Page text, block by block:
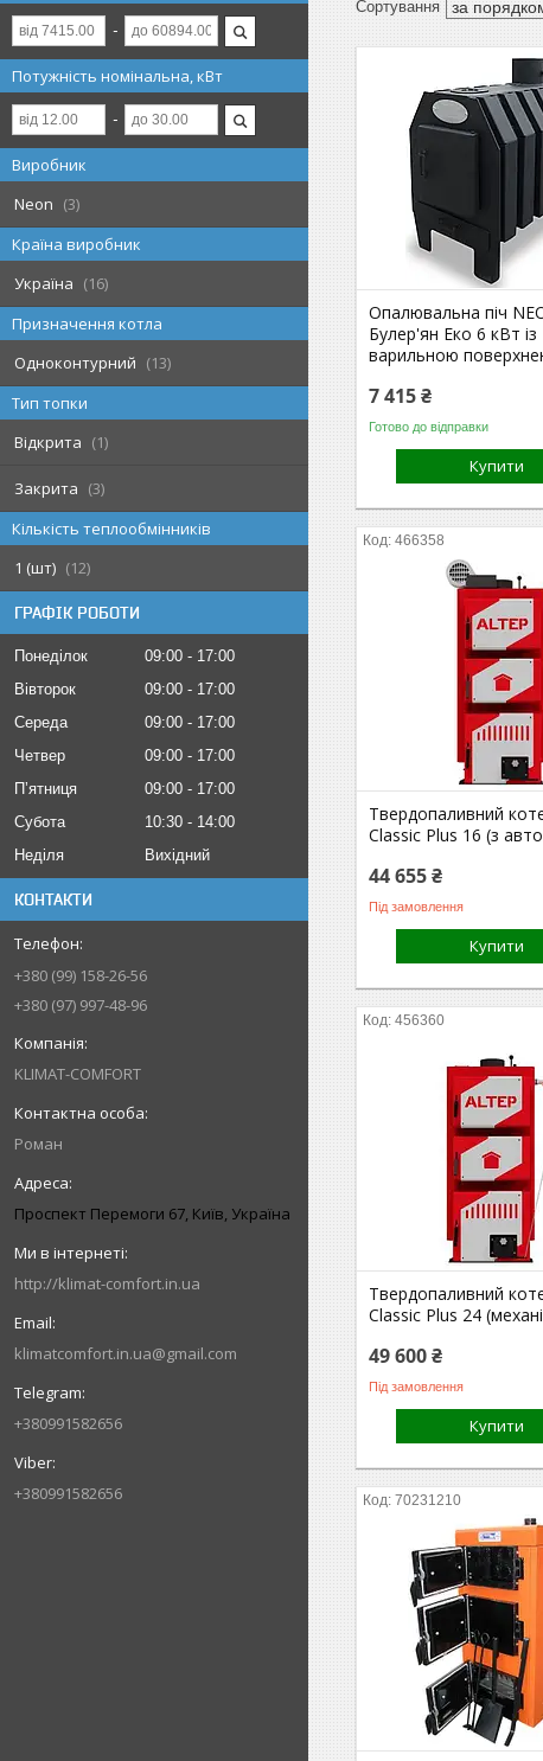
Потужність номінальна, кВт
Виробник
Neon
3
Країна виробник
Україна
16
Призначення котла
Одноконтурний
13
Тип топки
Відкрита
1
Закрита
3
Кількість теплообмінників
1 (шт)
12
ГРАФІК РОБОТИ
Понеділок 09:00
17:00
Вівторок
09:00
17:00
Середа
09:00
17:00
Четвер
09:00
17:00
Пʼятниця
09:00
17:00
Субота
10:30
14:00
Неділя
Вихідний
КОНТАКТИ
+380 (99) 158-26-56
+380 (97) 997-48-96
KLIMAT-COMFORT
Роман
Проспект Перемоги 67, Київ, Україна
http://klimat-comfort.in.ua
klimatcomfort.in.ua@gmail.com
+380991582656
+380991582656
Опалювальна піч
Булер'ян Еко 6 кВт із
варильною
7 415 ₴
Готово до відправки
Купити
466358
Твердопаливний
Classic Plus 16 (з
44 655 ₴
Під замовлення
Купити
456360
Твердопаливний
Classic Plus 24
49 600 ₴
Під замовлення
Купити
70231210